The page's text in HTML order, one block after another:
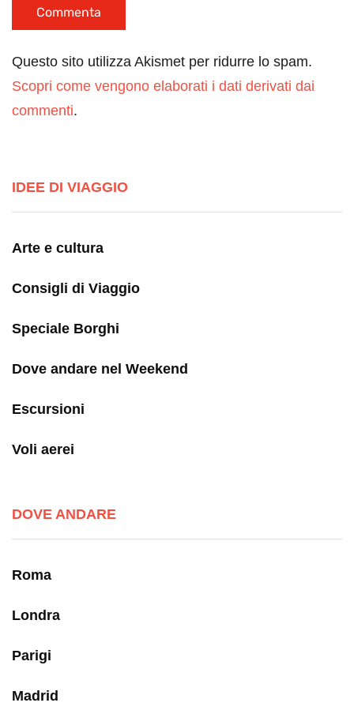
Questo sito utilizza Akismet per ridurre lo spam.
Scopri come vengono elaborati i dati derivati dai
commenti.
IDEE DI VIAGGIO
Arte e cultura
Consigli di Viaggio
Speciale Borghi
Dove andare nel Weekend
Escursioni
Voli aerei
DOVE ANDARE
Roma
Londra
Parigi
Madrid